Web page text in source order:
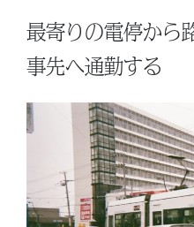
最寄りの電停から
事先へ通勤する